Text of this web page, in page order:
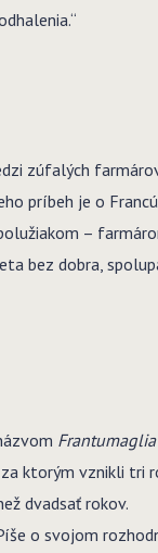
zúfalých
príbeh je o
–
bez dobra,
Frantumaglia
ktorým vznikli tri
dvadsať rokov.
o svojom